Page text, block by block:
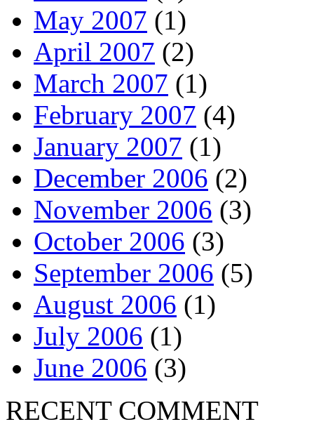
May 2007 (1)
April 2007 (2)
March 2007 (1)
February 2007 (4)
January 2007 (1)
December 2006 (2)
November 2006 (3)
October 2006 (3)
September 2006 (5)
August 2006 (1)
July 2006 (1)
June 2006 (3)
RECENT COMMENT